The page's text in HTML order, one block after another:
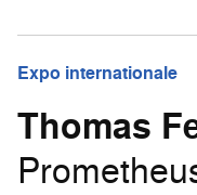
Expo internationale
Thomas